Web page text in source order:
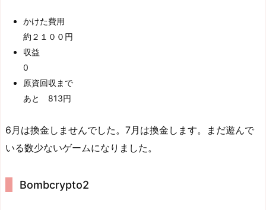
かけた費用
約２１００円
収益
0
原資回収まで
あと 813円
6月は換金しませんでした。7月は換金します。まだ遊んで
いる数少ないゲームになりました。
Bombcrypto2